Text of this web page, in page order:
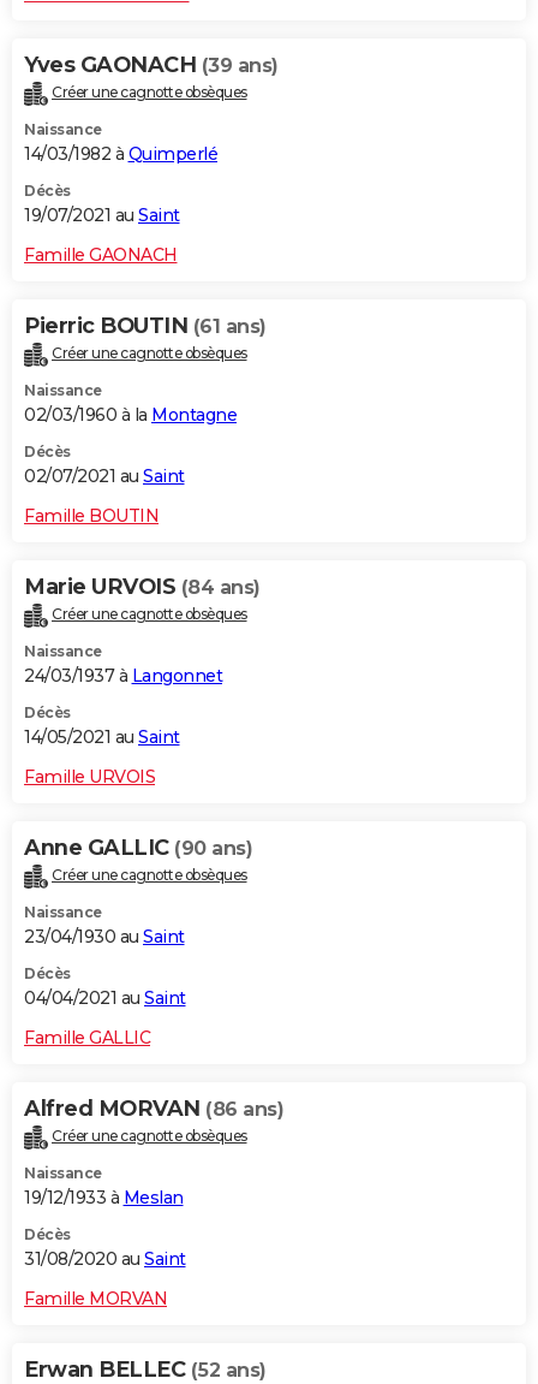
Yves GAONACH (39 ans)
Créer une cagnotte obsèques
Naissance
14/03/1982 à Quimperlé
Décès
19/07/2021 au Saint
Famille GAONACH
Pierric BOUTIN (61 ans)
Créer une cagnotte obsèques
Naissance
02/03/1960 à la Montagne
Décès
02/07/2021 au Saint
Famille BOUTIN
Marie URVOIS (84 ans)
Créer une cagnotte obsèques
Naissance
24/03/1937 à Langonnet
Décès
14/05/2021 au Saint
Famille URVOIS
Anne GALLIC (90 ans)
Créer une cagnotte obsèques
Naissance
23/04/1930 au Saint
Décès
04/04/2021 au Saint
Famille GALLIC
Alfred MORVAN (86 ans)
Créer une cagnotte obsèques
Naissance
19/12/1933 à Meslan
Décès
31/08/2020 au Saint
Famille MORVAN
Erwan BELLEC (52 ans)